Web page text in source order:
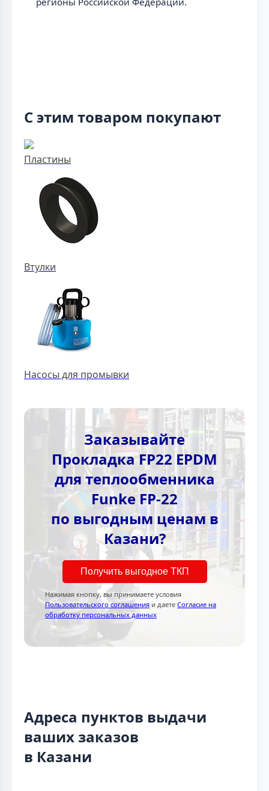
С этим товаром покупают
Пластины
Втулки
Насосы для промывки
Заказывайте
Прокладка FP22 EPDM
для теплообменника
Funke FP-22
по выгодным ценам в
Казани?
Получить выгодное ТКП
Нажимая кнопку, вы принимаете условия
Пользовательского соглашения и даете Согласие на
обработку персональных данных
Адреса пунктов выдачи
ваших заказов
в Казани